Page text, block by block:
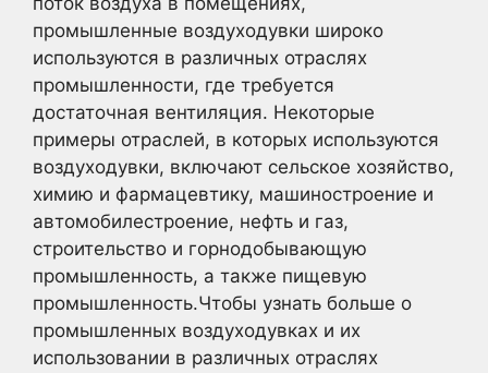
промышленные воздуходувки широко
используются в различных отраслях
промышленности, где требуется
достаточная вентиляция. Некоторые
примеры отраслей, в которых используются
воздуходувки, включают сельское хозяйство,
химию и фармацевтику, машиностроение и
автомобилестроение, нефть и газ,
строительство и горнодобывающую
промышленность, а также пищевую
промышленность.Чтобы узнать больше о
промышленных воздуходувках и их
использовании в различных отраслях